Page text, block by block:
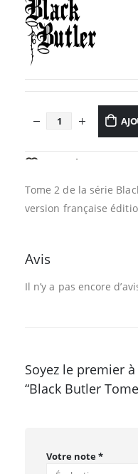
Tome 2 de la série
version française
Avis
Il n’y a pas encore
Soyez le premier
“Black Butler
Votre note*